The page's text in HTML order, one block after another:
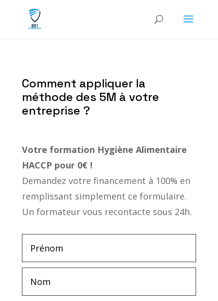
Comment appliquer la
méthode des 5M à votre
entreprise ?
Votre formation Hygiène Alimentaire
HACCP pour 0€ !
Demandez votre financement à 100% en
remplissant simplement ce formulaire.
Un formateur vous recontacte sous 24h.